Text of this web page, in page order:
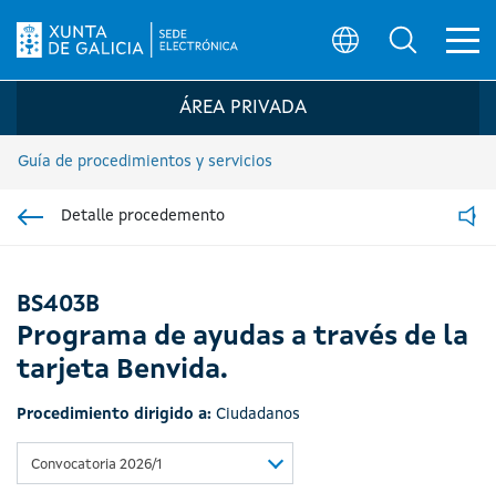
Logo de la Sede electrónica de la
ÁREA PRIVADA
Guía de procedimientos y servicios
Detalle procedemento
BS403B
Programa de ayudas a través de la
tarjeta Benvida.
Procedimiento dirigido a: Ciudadanos
Convocatoria 2026/1